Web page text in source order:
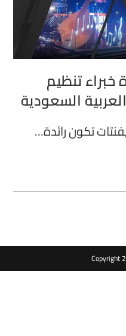
تنظيم
السعودية
تكون رائدة…
Copyright